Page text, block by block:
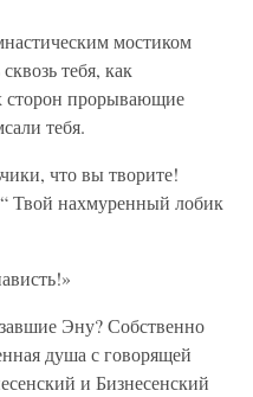
мостиком
тебя, как
сторон прорывающие
тебя.
что вы творите!
Твой нахмуренный лобик
Эну? Собственно
душа с говорящей
и Бизнесенский